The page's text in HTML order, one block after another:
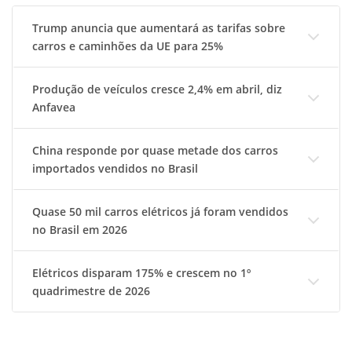
Trump anuncia que aumentará as tarifas sobre
carros e caminhões da UE para 25%
Produção de veículos cresce 2,4% em abril, diz
Anfavea
China responde por quase metade dos carros
importados vendidos no Brasil
Quase 50 mil carros elétricos já foram vendidos
no Brasil em 2026
Elétricos disparam 175% e crescem no 1º
quadrimestre de 2026